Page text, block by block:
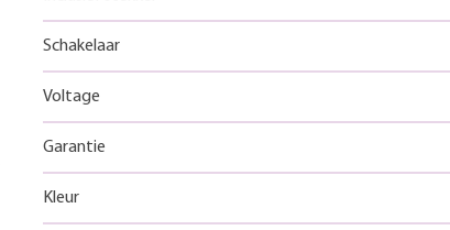
Schakelaar
Voltage
Garantie
Kleur